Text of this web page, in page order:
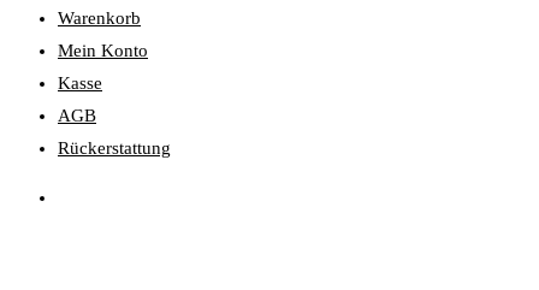
Warenkorb
Mein Konto
Kasse
AGB
Rückerstattung